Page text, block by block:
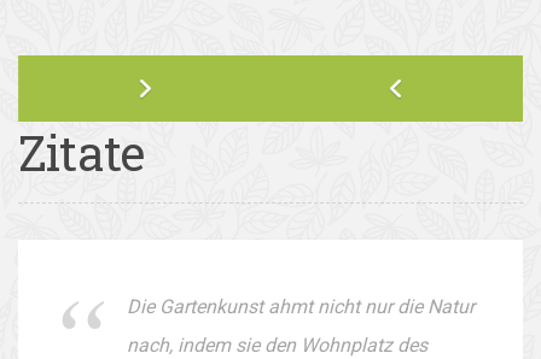
Zitate
Die Gartenkunst ahmt nicht nur die Natur
nach, indem sie den Wohnplatz des